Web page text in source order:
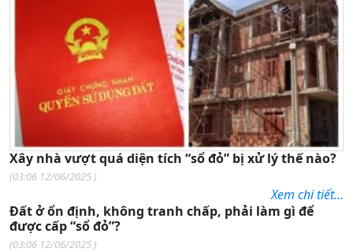
Xây nhà vượt quá diện tích “sổ đỏ” bị xử lý thế nào?
(03:06 12/06/2025 )
Xem chi tiết...
Đất ở ổn định, không tranh chấp, phải làm gì để
được cấp “sổ đỏ”?
(03:06 12/06/2025 )